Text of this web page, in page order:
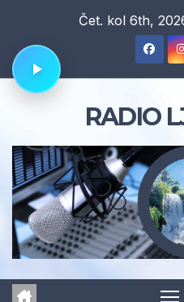
content
Čet. kol 6th,
RADIO